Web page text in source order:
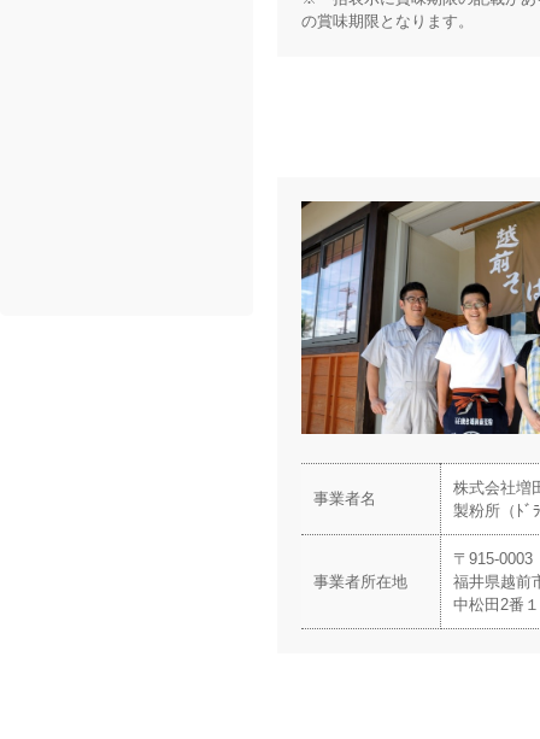
の賞味期限となります。
事業者名
株式会社増
製粉所（ﾄﾞ
事業者所在地
〒915-0003
福井県越前
中松田2番１